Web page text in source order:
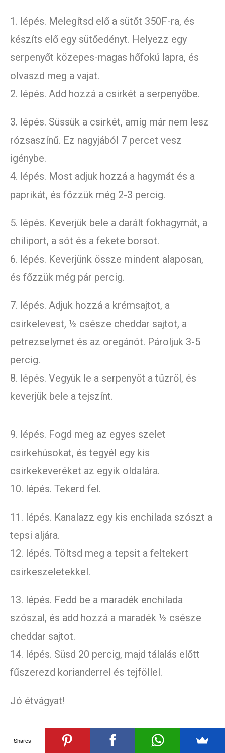
1. lépés. Melegítsd elő a sütőt 350F-ra, és
készíts elő egy sütőedényt. Helyezz egy
serpenyőt közepes-magas hőfokú lapra, és
olvaszd meg a vajat.
2. lépés. Add hozzá a csirkét a serpenyőbe.
3. lépés. Süssük a csirkét, amíg már nem lesz
rózsaszínű. Ez nagyjából 7 percet vesz
igénybe.
4. lépés. Most adjuk hozzá a hagymát és a
paprikát, és főzzük még 2-3 percig.
5. lépés. Keverjük bele a darált fokhagymát, a
chiliport, a sót és a fekete borsot.
6. lépés. Keverjünk össze mindent alaposan,
és főzzük még pár percig.
7. lépés. Adjuk hozzá a krémsajtot, a
csirkelevest, ½ csésze cheddar sajtot, a
petrezselymet és az oregánót. Pároljuk 3-5
percig.
8. lépés. Vegyük le a serpenyőt a tűzről, és
keverjük bele a tejszínt.
9. lépés. Fogd meg az egyes szelet
csirkehúsokat, és tegyél egy kis
csirkekeveréket az egyik oldalára.
10. lépés. Tekerd fel.
11. lépés. Kanalazz egy kis enchilada szószt a
tepsi aljára.
12. lépés. Töltsd meg a tepsit a feltekert
csirkeszeletekkel.
13. lépés. Fedd be a maradék enchilada
szószal, és add hozzá a maradék ½ csésze
cheddar sajtot.
14. lépés. Süsd 20 percig, majd tálalás előtt
fűszerezd korianderrel és tejföllel.
Jó étvágyat!
Shares